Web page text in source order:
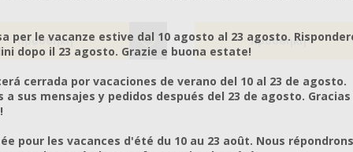
per le vacanze estive dal 10 agosto al 23 agosto.
dopo il 23 agosto. Grazie e buona estate!
cerrada por vacaciones de verano del 10 al 23 de agosto.
a sus mensajes y pedidos después del 23 de agosto.
pour les vacances d'été du 10 au 23 août. Nous